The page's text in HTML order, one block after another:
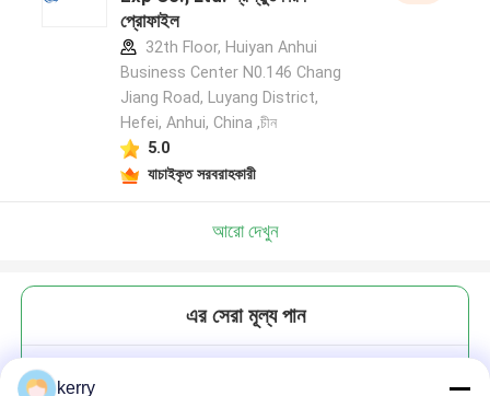
প্রোফাইল
32th Floor, Huiyan Anhui
Business Center N0.146 Chang
Jiang Road, Luyang District,
Hefei, Anhui, China ,চীন
5.0
যাচাইকৃত সরবরাহকারী
আরো দেখুন
এর সেরা মূল্য পান
kerry